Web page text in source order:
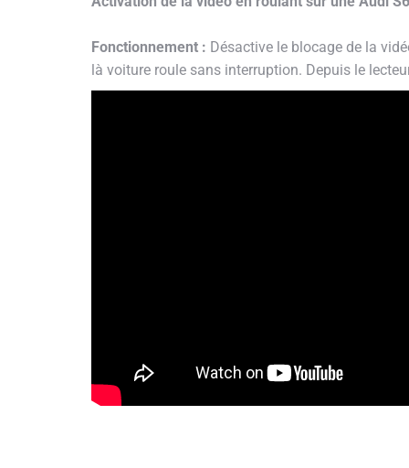
Fonctionnement : Désactive le blocage de la
là voiture roule sans interruption. Depuis le